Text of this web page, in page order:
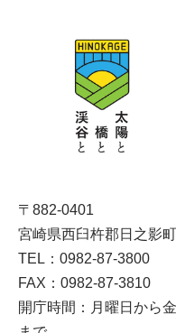
〒882-0401
宮崎県西臼杵郡日之影
TEL：0982-87-3800
FAX：0982-87-3810
開庁時間：月曜日から